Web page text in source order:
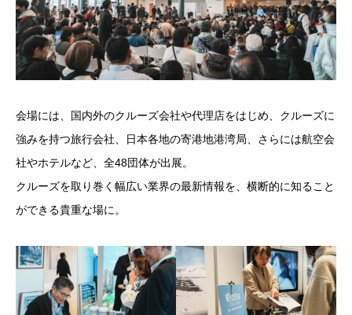
会場には、国内外のクルーズ会社や代理店をはじめ、クルーズに
強みを持つ旅行会社、日本各地の寄港地港湾局、さらには航空会
社やホテルなど、全48団体が出展。
クルーズを取り巻く幅広い業界の最新情報を、横断的に知ること
ができる貴重な場に。